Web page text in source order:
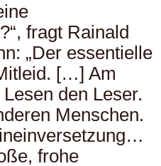
fragt Rainald
„Der essentielle
[…] Am
den Leser.
Menschen.
frohe